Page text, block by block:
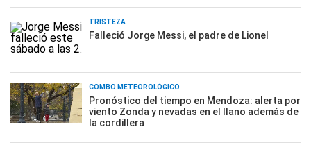
TRISTEZA
Falleció Jorge Messi, el padre de Lionel
COMBO METEOROLÓGICO
Pronóstico del tiempo en Mendoza: alerta por
viento Zonda y nevadas en el llano además de
la cordillera